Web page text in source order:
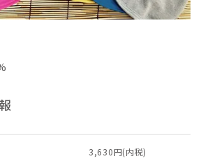
3,630円(内税)